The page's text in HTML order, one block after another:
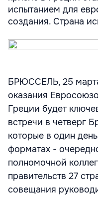
испытанием для
создания. Страна
БРЮССЕЛЬ, 25
оказания
Греции будет
встречи в четверг
которые в один
форматах -
полномочной
правительств 27
совещания